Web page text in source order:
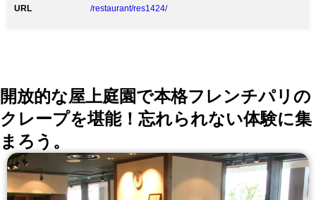
場バレンシアのフィデウアのほか、スペイン産生ハムな
URL
/restaurant/res1424/
開放的な屋上庭園で本格フレンチパリの
クレープを堪能！忘れられない体験に集
まろう。